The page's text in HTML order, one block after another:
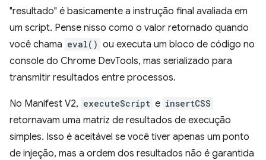
"resultado" é basicamente a instrução final avaliada em
um script. Pense nisso como o valor retornado quando
você chama eval() ou executa um bloco de código no
console do Chrome DevTools, mas serializado para
transmitir resultados entre processos.
No Manifest V2, executeScript e insertCSS
retornavam uma matriz de resultados de execução
simples. Isso é aceitável se você tiver apenas um ponto
de injeção, mas a ordem dos resultados não é garantida